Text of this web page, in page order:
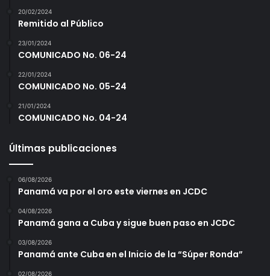
20/02/2024
Remitido al Público
23/01/2024
COMUNICADO No. 06-24
22/01/2024
COMUNICADO No. 05-24
21/01/2024
COMUNICADO No. 04-24
Últimas publicaciones
06/08/2026
Panamá va por el oro este viernes en JCDC
04/08/2026
Panamá gana a Cuba y sigue buen paso en JCDC
03/08/2026
Panamá ante Cuba en el Inicio de la “Súper Ronda”
02/08/2026